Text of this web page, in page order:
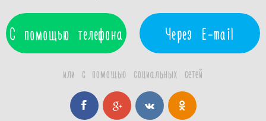
С помощью телефона Через E-mail
или с помощью социальных сетей